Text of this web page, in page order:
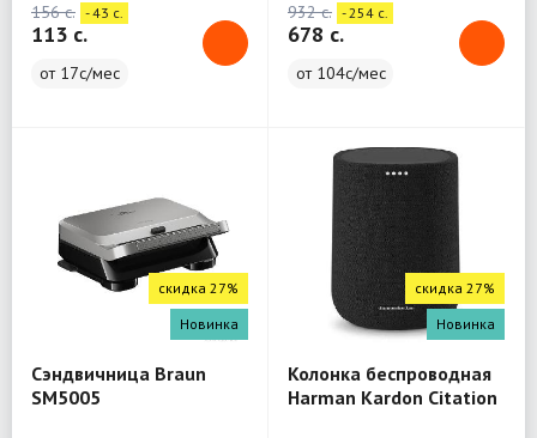
156 c. - 43 c.
113 c.
от 17с/мес
932 c. - 254 c.
678 c.
от 104с/мес
скидка 27%
Новинка
Сэндвичница Braun
SM5005
скидка 27%
Новинка
Колонка беспроводная
Harman Kardon Citation